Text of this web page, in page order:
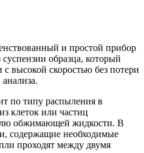
и простой прибор
образца, который
с высокой скоростью без потери
по типу распыления в
клеток или частиц
обжимающей жидкости. В
содержащие необходимые
проходят между двумя